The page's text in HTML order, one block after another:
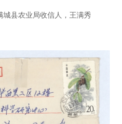
县农业局收信人，王满秀